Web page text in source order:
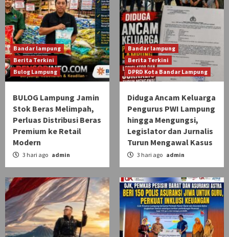
Bandar lampung
Berita Terkini
Bulog Lampung
BULOG Lampung Jamin
Stok Beras Melimpah,
Perluas Distribusi Beras
Premium ke Retail
Modern
3 hari ago admin
Bandar lampung
Berita Terkini
DPRD Kota Bandar Lampung
Diduga Ancam Keluarga
Pengurus PWI Lampung
hingga Mengungsi,
Legislator dan Jurnalis
Turun Mengawal Kasus
3 hari ago admin